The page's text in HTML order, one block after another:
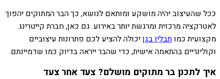
ככל שהעיצוב יהיה מושקע ומותאם לנושא, כך הבר המתוקים יהפוך
לאטרקציה מרכזית ומרגשת יותר באירוע. גם כאן, חברת קייטרינג
מקצועית כמותבלין בגןיכולה להציע לכם פתרונות עיצוביים
וקולינריים בהתאמה אישית, כדי שהבר ייראה בדיוק כמו שדמיינתם.
איך לתכנן בר מתוקים מושלם? צעד אחר צעד